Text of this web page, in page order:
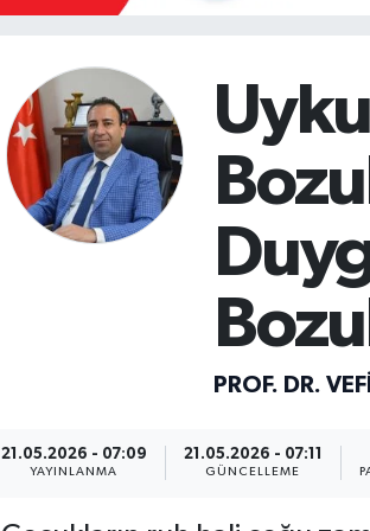
PROF. DR.
21.05.2026 - 07:09
YAYINLANMA
21.05.2026 - 07:11
GÜNCELLEME